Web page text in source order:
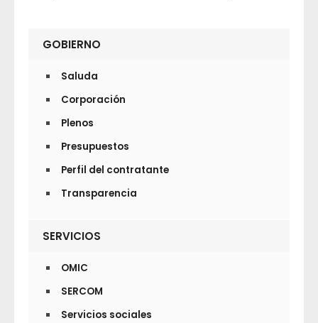
GOBIERNO
Saluda
Corporación
Plenos
Presupuestos
Perfil del contratante
Transparencia
SERVICIOS
OMIC
SERCOM
Servicios sociales